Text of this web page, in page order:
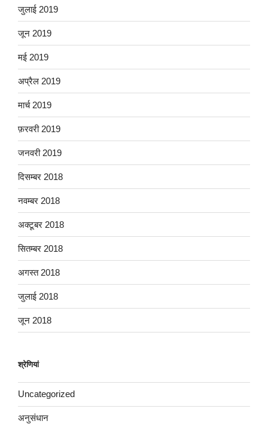
जुलाई 2019
जून 2019
मई 2019
अप्रैल 2019
मार्च 2019
फ़रवरी 2019
जनवरी 2019
दिसम्बर 2018
नवम्बर 2018
अक्टूबर 2018
सितम्बर 2018
अगस्त 2018
जुलाई 2018
जून 2018
श्रेणियां
Uncategorized
अनुसंधान